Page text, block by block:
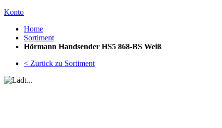
Konto
Home
Sortiment
Hörmann Handsender HS5 868-BS Weiß
< Zurück zu Sortiment